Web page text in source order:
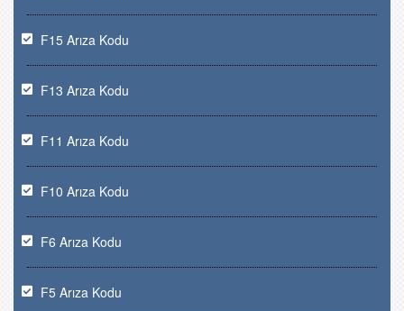
F15 Arıza Kodu
F13 Arıza Kodu
F11 Arıza Kodu
F10 Arıza Kodu
F6 Arıza Kodu
F5 Arıza Kodu